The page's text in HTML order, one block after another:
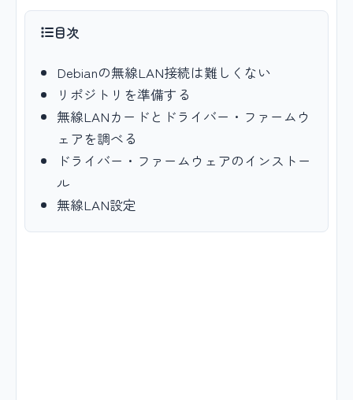
目次
Debianの無線LAN接続は難しくない
リポジトリを準備する
無線LANカードとドライバー・ファームウ
ェアを調べる
ドライバー・ファームウェアのインストー
ル
無線LAN設定